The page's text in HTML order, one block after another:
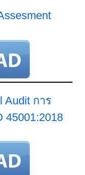
Audit การ